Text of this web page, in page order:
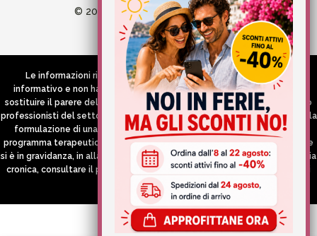
© 2026 Wellvit All Rights Reserved
Credits:Aries comunica
Le informazioni riportate nel Sito hanno esclusivamente scopo
informativo e non hanno in alcun modo né la pretesa né l’obiettivo di
sostituire il parere del medico e/o specialista, di altri operatori sanitari o
professionisti del settore che devono in ogni caso essere contattati per la
formulazione di una diagnosi o l’indicazione di un eventuale corretto
programma terapeutico e/o dietetico e/o di integrazione alimentare. Se
si è in gravidanza, in allattamento o si stanno assumendo farmaci in terapia
cronica, consultare il proprio medico curante prima di assumere qualsiasi
integratore.